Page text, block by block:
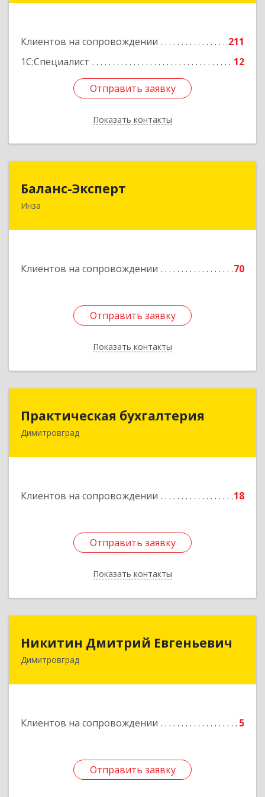
Клиентов на сопровождении
211
1С:Специалист
12
Отправить заявку
Показать контакты
Отправить заявку
Назад
Баланс-Эксперт
Инза
Клиентов на сопровождении 70
Отправить заявку
Показать контакты
433030, Ульяновская обл, Инзенский р-н, Инза
Отправить заявку
Назад
Практическая бухгалтерия
Димитровград
Клиентов на сопровождении 18
Отправить заявку
Показать контакты
Практическая бухгалтерия
433502, Ульяновская область, г.о. город
Подробнее
Отправить заявку
Назад
Никитин Дмитрий Евгеньевич
Димитровград
Клиентов на сопровождении 5
Отправить заявку
Никитин Дмитрий Евгеньевич
Отправить заявку